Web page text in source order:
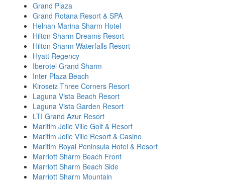
Grand Plaza
Grand Rotana Resort & SPA
Helnan Marina Sharm Hotel
Hilton Sharm Dreams Resort
Hilton Sharm Waterfalls Resort
Hyatt Regency
Iberotel Grand Sharm
Inter Plaza Beach
Kiroseiz Three Corners Resort
Laguna Vista Beach Resort
Laguna Vista Garden Resort
LTI Grand Azur Resort
Maritim Jolie Ville Golf & Resort
Maritim Jolie Ville Resort & Casino
Maritim Royal Peninsula Hotel & Resort
Marriott Sharm Beach Front
Marriott Sharm Beach Side
Marriott Sharm Mountain